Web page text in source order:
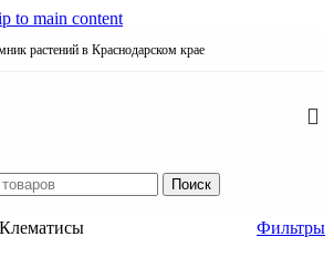
to main content
растений в Краснодарском крае
Поиск
Клематисы Фильтры